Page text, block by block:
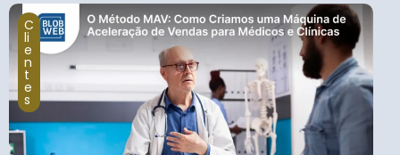
C
li
e
n
t
e
s